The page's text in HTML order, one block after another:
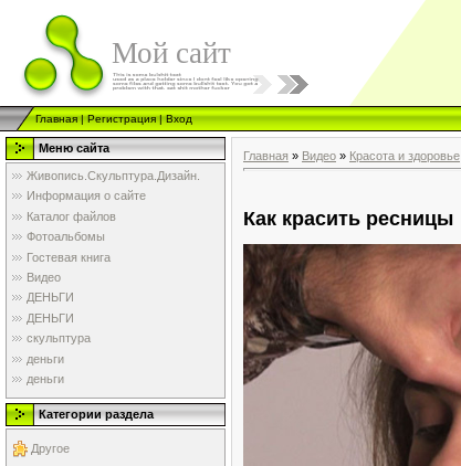
Мой сайт
Главная|Регистрация|Вход
Меню сайта
Живопись.Скульптура.Дизайн.
Информация о сайте
Каталог файлов
Фотоальбомы
Гостевая книга
Видео
ДЕНЬГИ
ДЕНЬГИ
скульптура
деньги
деньги
Категории раздела
Другое
Главная » Видео » Красота и здоровье
Как красить ресницы